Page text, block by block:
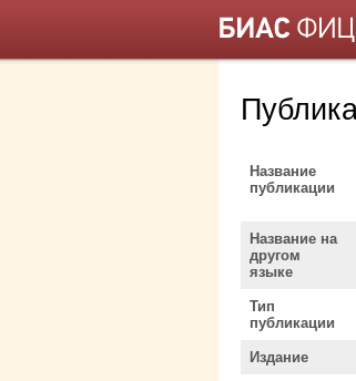
Название
публикации
Название на
другом
языке
Тип
публикации
Издание